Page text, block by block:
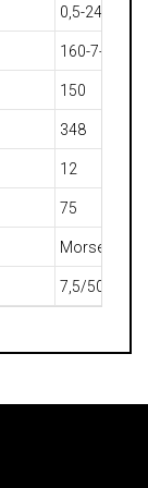
0,5-240 (66)
160-7-
150
348
12
75
Morse No.5
7,5/50 / 5,5/